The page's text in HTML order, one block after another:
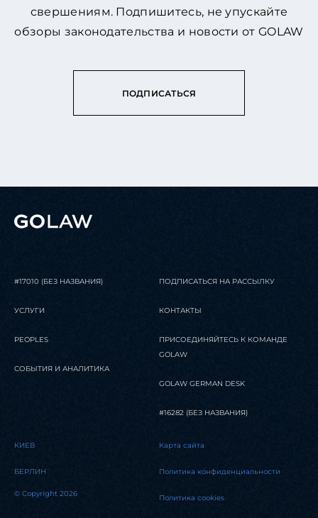
свершениям. Подпишитесь, не упускайте
обзоры законодательства и новости от GOLAW
ПОДПИСАТЬСЯ
#17010 (БЕЗ НАЗВАНИЯ)
УСЛУГИ
PEOPLES
СОБЫТИЯ И АНАЛИТИКА
ПОДПИСАТЬСЯ НА РАССЫЛКУ
КОНТАКТЫ
ПРИСОЕДИНЯЙТЕСЬ К КОМАНДЕ
GOLAW
GOLAW GERMAN DESK
#16282 (БЕЗ НАЗВАНИЯ)
КИЕВ
БЕРЛИН
© Copyright 2026
Карта сайта
Политика конфиденциальности
Политика cookies